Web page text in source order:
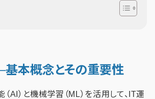
本概念とその重要性
AI）と機械学習（ML）を活用して、IT運